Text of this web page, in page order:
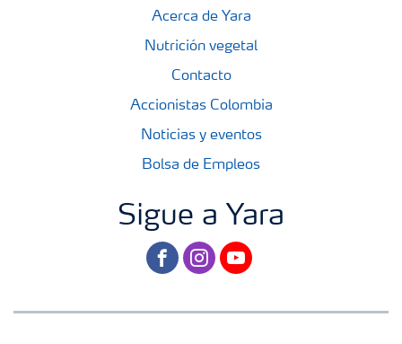
Acerca de Yara
Nutrición vegetal
Contacto
Accionistas Colombia
Noticias y eventos
Bolsa de Empleos
Sigue a Yara
facebookinstagram
youtube